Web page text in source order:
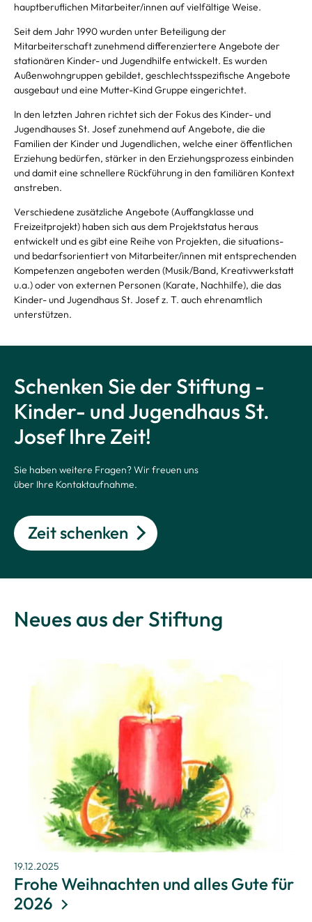
hauptberuflichen Mitarbeiter/innen auf vielfältige Weise.
Seit dem Jahr 1990 wurden unter Beteiligung der
Mitarbeiterschaft zunehmend differenziertere Angebote der
stationären Kinder- und Jugendhilfe entwickelt. Es wurden
Außenwohngruppen gebildet, geschlechtsspezifische Angebote
ausgebaut und eine Mutter-Kind Gruppe eingerichtet.
In den letzten Jahren richtet sich der Fokus des Kinder- und
Jugendhauses St. Josef zunehmend auf Angebote, die die
Familien der Kinder und Jugendlichen, welche einer öffentlichen
Erziehung bedürfen, stärker in den Erziehungsprozess einbinden
und damit eine schnellere Rückführung in den familiären Kontext
anstreben.
Verschiedene zusätzliche Angebote (Auffangklasse und
Freizeitprojekt) haben sich aus dem Projektstatus heraus
entwickelt und es gibt eine Reihe von Projekten, die situations-
und bedarfsorientiert von Mitarbeiter/innen mit entsprechenden
Kompetenzen angeboten werden (Musik/Band, Kreativwerkstatt
u.a.) oder von externen Personen (Karate, Nachhilfe), die das
Kinder- und Jugendhaus St. Josef z. T. auch ehrenamtlich
unterstützen.
Schenken Sie der Stiftung -
Kinder- und Jugendhaus St.
Josef Ihre Zeit!
Sie haben weitere Fragen? Wir freuen uns
über Ihre Kontaktaufnahme.
Zeit schenken
Neues aus der Stiftung
19.12.2025
Frohe Weihnachten und alles Gute für
2026